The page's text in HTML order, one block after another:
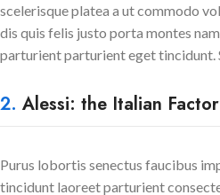
scelerisque platea a ut commodo
dis quis felis justo porta montes
parturient parturient eget tincidunt.
2. Alessi: the Italian
Purus lobortis senectus faucibus
tincidunt laoreet parturient